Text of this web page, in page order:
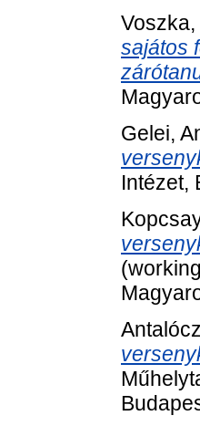
sajátos
Gelei,
Intézet,